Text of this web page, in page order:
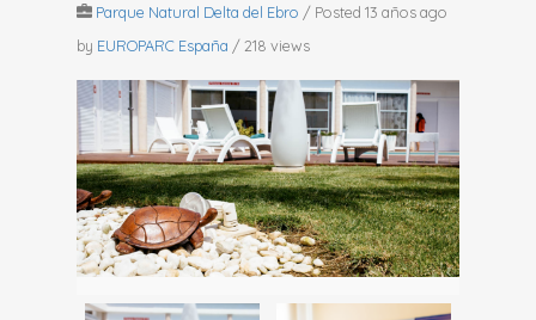
Parque Natural Delta del Ebro / Posted 13 años ago
by EUROPARC España / 218 views